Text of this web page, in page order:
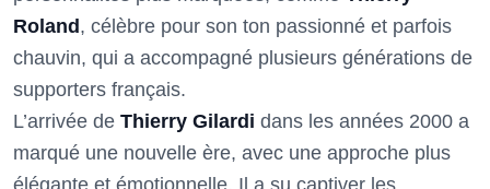
Roland , célèbre pour son ton passionné et parfois
chauvin, qui a accompagné plusieurs générations de
supporters français.
L’arrivée de Thierry Gilardi dans les années 2000 a
marqué une nouvelle ère, avec une approche plus
élégante et émotionnelle. Il a su captiver les